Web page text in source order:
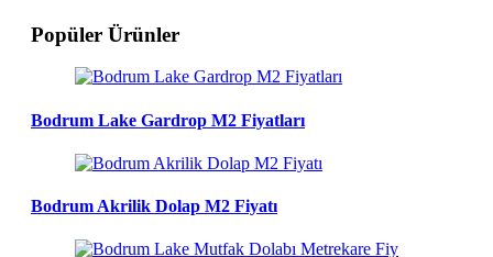
Popüler Ürünler
Bodrum Lake Gardrop M2 Fiyatları
Bodrum Akrilik Dolap M2 Fiyatı